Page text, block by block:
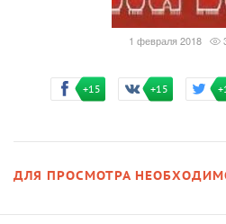
1 февраля 2018
+15 +15
ДЛЯ ПРОСМОТРА